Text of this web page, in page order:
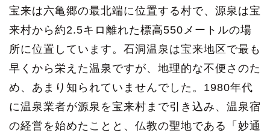
宝来は六亀郷の最北端に位置する村で、源泉は宝
来村から約2.5キロ離れた標高550メートルの場
所に位置しています。石洞温泉は宝来地区で最も
早くから栄えた温泉ですが、地理的な不便さのた
め、あまり知られていませんでした。1980年代
に温泉業者が源泉を宝来村まで引き込み、温泉宿
の経営を始めたことと、仏教の聖地である「妙通